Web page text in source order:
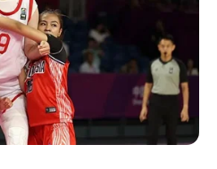
Trick To Perform Better